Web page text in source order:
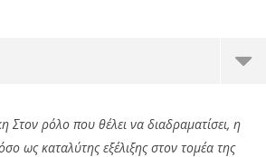
Στον ρόλο που θέλει να διαδραματίσει, η
ως καταλύτης εξέλιξης στον τομέα της